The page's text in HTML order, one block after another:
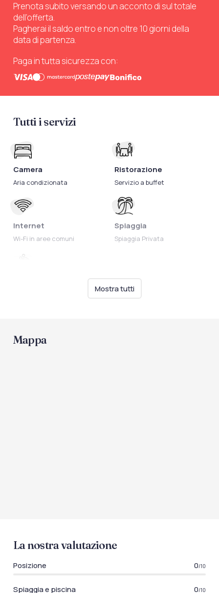
Prenota subito versando un acconto di sul totale
dell’offerta.
Pagherai il saldo entro e non oltre 10 giorni della
data di partenza.
Paga in tutta sicurezza con:
Tutti i servizi
Camera
Aria condizionata
Internet
Wi-Fi in aree comuni
Ristorazione
Servizio a buffet
Spiaggia
Spiaggia Privata
Mostra tutti
Mappa
La nostra valutazione
Posizione 0/10
Spiaggia e piscina 0/10